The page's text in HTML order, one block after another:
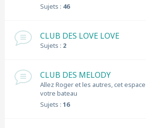
Sujets : 46
CLUB DES LOVE LOVE
Sujets : 2
CLUB DES MELODY
Allez Roger et les autres, cet
votre bateau
Sujets : 16